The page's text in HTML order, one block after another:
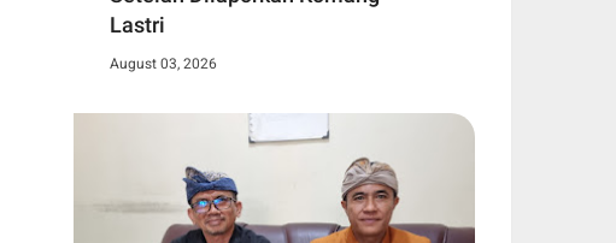
Lastri
August 03, 2026